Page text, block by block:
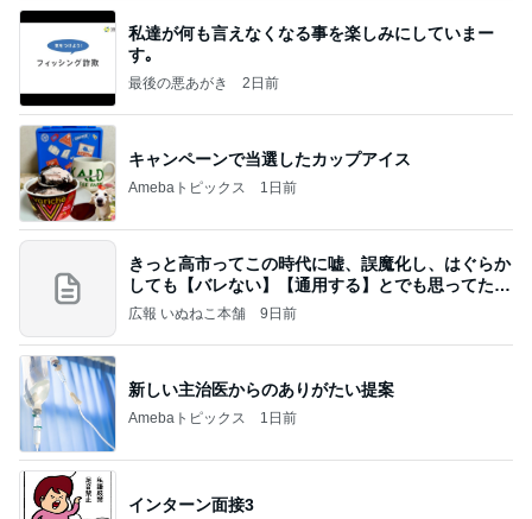
私達が何も言えなくなる事を楽しみにしていまー
す｡
最後の悪あがき 2日前
キャンペーンで当選したカップアイス
Amebaトピックス 1日前
きっと高市ってこの時代に嘘、誤魔化し、はぐらか
しても【バレない】【通用する】とでも思ってたん
だろ
広報 いぬねこ本舗 9日前
新しい主治医からのありがたい提案
Amebaトピックス 1日前
インターン面接3